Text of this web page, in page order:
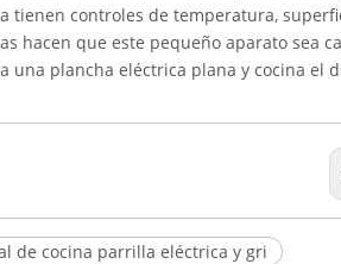
tienen controles de temperatura,
hacen que este pequeño aparato sea
plancha eléctrica plana y cocina el
de cocina parrilla eléctrica y gri